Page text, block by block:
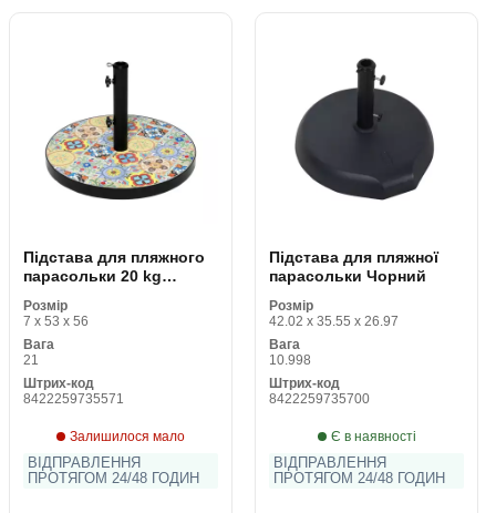
Підстава для пляжного
парасольки 20 kg
Розмір
7 x 53 x 56
Вага
21
Штрих-код
8422259735571
Залишилося мало
ВІДПРАВЛЕННЯ
ПРОТЯГОМ 24/48 ГОДИН
Підстава для пляжної
парасольки Чорний
Розмір
42.02 x 35.55 x 26.97
Вага
10.998
Штрих-код
8422259735700
Є в наявності
ВІДПРАВЛЕННЯ
ПРОТЯГОМ 24/48 ГОДИН